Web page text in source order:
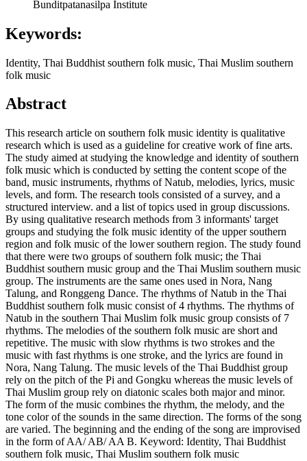
Bunditpatanasilpa Institute
Keywords:
Identity, Thai Buddhist southern folk music, Thai Muslim southern
folk music
Abstract
This research article on southern folk music identity is qualitative
research which is used as a guideline for creative work of fine arts.
The study aimed at studying the knowledge and identity of southern
folk music which is conducted by setting the content scope of the
band, music instruments, rhythms of Natub, melodies, lyrics, music
levels, and form. The research tools consisted of a survey, and a
structured interview. and a list of topics used in group discussions.
By using qualitative research methods from 3 informants' target
groups and studying the folk music identity of the upper southern
region and folk music of the lower southern region. The study found
that there were two groups of southern folk music; the Thai
Buddhist southern music group and the Thai Muslim southern music
group. The instruments are the same ones used in Nora, Nang
Talung, and Ronggeng Dance. The rhythms of Natub in the Thai
Buddhist southern folk music consist of 4 rhythms. The rhythms of
Natub in the southern Thai Muslim folk music group consists of 7
rhythms. The melodies of the southern folk music are short and
repetitive. The music with slow rhythms is two strokes and the
music with fast rhythms is one stroke, and the lyrics are found in
Nora, Nang Talung. The music levels of the Thai Buddhist group
rely on the pitch of the Pi and Gongku whereas the music levels of
Thai Muslim group rely on diatonic scales both major and minor.
The form of the music combines the rhythm, the melody, and the
tone color of the sounds in the same direction. The forms of the song
are varied. The beginning and the ending of the song are improvised
in the form of AA/ AB/ AA B. Keyword: Identity, Thai Buddhist
southern folk music, Thai Muslim southern folk music